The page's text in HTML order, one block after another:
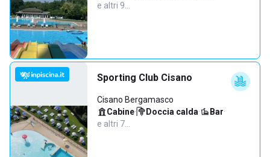
e altri 9…
Sporting Club Cisano
Cisano Bergamasco
Cabine· Doccia calda· Bar·
e altri 7…